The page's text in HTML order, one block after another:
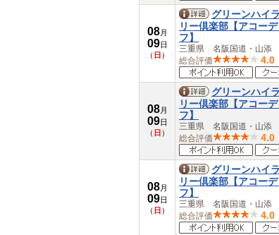
佐賀県
長崎県
熊本県
大分県
宮崎県
鹿児島県
沖縄県
08月
09日
（ 日）
グリーンハイ
リー倶楽部【アコー
フ】
三重県 名阪国道・山添
総合評価
4.0
08月
09日
（ 日 ）
グリーンハイ
リー倶楽部【アコー
フ】
三重県 名阪国道・山添
総合評価
4.0
08月
09日
（ 日）
グリーンハイ
リー倶楽部【アコー
フ】
三重県 名阪国道・山添
総合評価
4.0